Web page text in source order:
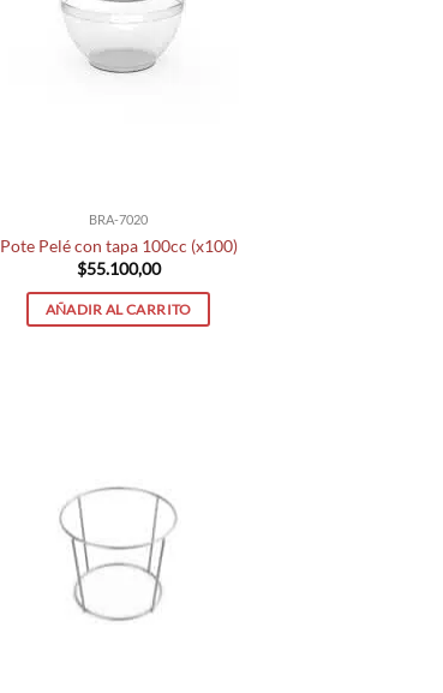
BRA-7020
Pote Pelé con tapa 100cc (x100)
$55.100,00
AÑADIR AL CARRITO